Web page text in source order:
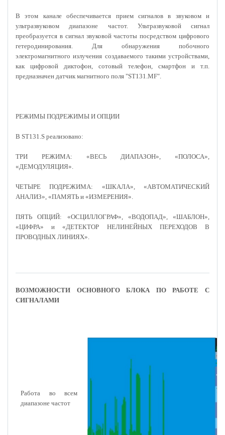
В этом канале обеспечивается прием сигналов в звуковом и
ультразвуковом диапазоне частот. Ультразвуковой сигнал
преобразуется в сигнал звуковой частоты посредством цифрового
гетеродинирования. Для обнаружения побочного
электромагнитного излучения создаваемого такими устройствами,
как цифровой диктофон, сотовый телефон, смартфон и т.п.
предназначен датчик магнитного поля "ST131.MF".
РЕЖИМЫ ПОДРЕЖИМЫ И ОПЦИИ
В ST131.S реализовано:
ТРИ РЕЖИМА: «ВЕСЬ ДИАПАЗОН», «ПОЛОСА»,
«ДЕМОДУЛЯЦИЯ».
ЧЕТЫРЕ ПОДРЕЖИМА: «ШКАЛА», «АВТОМАТИЧЕСКИЙ
АНАЛИЗ», «ПАМЯТЬ и «ИЗМЕРЕНИЯ».
ПЯТЬ ОПЦИЙ: «ОСЦИЛЛОГРАФ», «ВОДОПАД», «ШАБЛОН»,
«ЦИФРА» и «ДЕТЕКТОР НЕЛИНЕЙНЫХ ПЕРЕХОДОВ В
ПРОВОДНЫХ ЛИНИЯХ».
ВОЗМОЖНОСТИ ОСНОВНОГО БЛОКА ПО РАБОТЕ С
СИГНАЛАМИ
Работа во всем
диапазоне частот